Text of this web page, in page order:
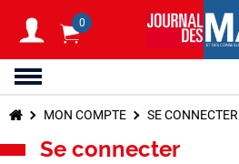
0
MON COMPTE SE CONNECTER
Se connecter